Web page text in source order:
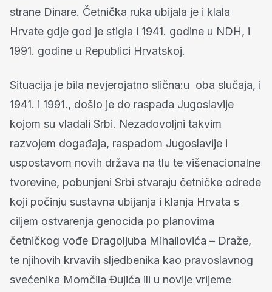
strane Dinare. Četnička ruka ubijala je i klala
Hrvate gdje god je stigla i 1941. godine u NDH, i
1991. godine u Republici Hrvatskoj.
Situacija je bila nevjerojatno slična:u oba slučaja, i
1941. i 1991., došlo je do raspada Jugoslavije
kojom su vladali Srbi. Nezadovoljni takvim
razvojem događaja, raspadom Jugoslavije i
uspostavom novih država na tlu te višenacionalne
tvorevine, pobunjeni Srbi stvaraju četničke odrede
koji počinju sustavna ubijanja i klanja Hrvata s
ciljem ostvarenja genocida po planovima
četničkog vođe Dragoljuba Mihailovića – Draže,
te njihovih krvavih sljedbenika kao pravoslavnog
svećenika Momčila Đujića ili u novije vrijeme